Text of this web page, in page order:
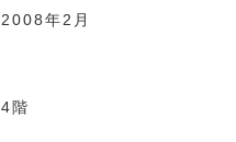
2008年2月
4階